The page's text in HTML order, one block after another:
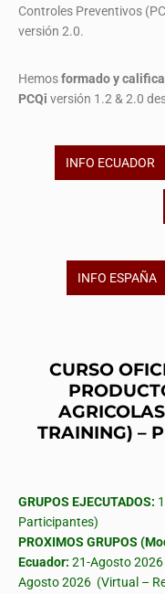
Controles Preventivos
versión 2.0.
Hemosformado y
PCQi versión 1.2 & 2.0
INFO ECUADOR
INFO ESPAÑA
CURSO
TRAINING) –
GRUPOS EJECUTADOS:
Participantes)
PROXIMOS GRUPOS
Ecuador: 21-Agosto
Agosto 2026 (Virtual –